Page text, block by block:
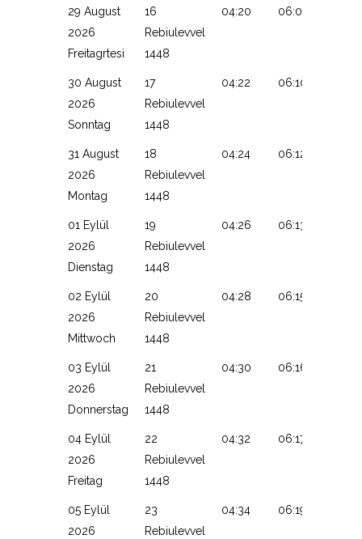
29 August
2026
Freitagrtesi
16
Rebiulevvel
1448
04:20 06:09
30 August
2026
Sonntag
17
Rebiulevvel
1448
04:22 06:10
31 August
2026
Montag
18
Rebiulevvel
1448
04:24 06:12
01 Eylül
2026
Dienstag
19
Rebiulevvel
1448
04:26 06:13
02 Eylül
2026
Mittwoch
20
Rebiulevvel
1448
04:28 06:15
03 Eylül
2026
Donnerstag
21
Rebiulevvel
1448
04:30 06:16
04 Eylül
2026
Freitag
22
Rebiulevvel
1448
04:32 06:17
05 Eylül
2026
23
Rebiulevvel
04:34 06:19